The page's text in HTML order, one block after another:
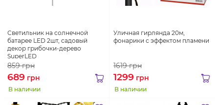
Светильник на солнечной
батарее LED 2шт, садовый
декор грибочки-дерево
SuperLED
859грн
689 грн
В наличии
Уличная гирлянда 20м,
фонарики с эффектом пламени
1619грн
1299 грн
В наличии